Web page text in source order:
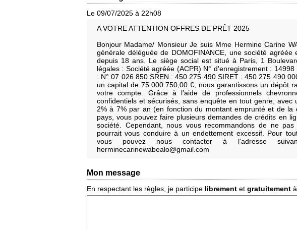
Le 09/07/2025 à 22h08
A VOTRE ATTENTION OFFRES DE PRÊT 2025
Bonjour Madame/ Monsieur Je suis Mme Hermine Carine
générale déléguée de DOMOFINANCE, une société agréée
depuis 18 ans. Le siège social est situé à Paris, 1
légales : Société agréée (ACPR) N° d'enregistrement :
: N° 07 026 850 SREN : 450 275 490 SIRET : 450 275 490
un capital de 75.000.750,00 €, nous garantissons un dépôt
votre compte. Grâce à l’aide de professionnels
confidentiels et sécurisés, sans enquête en tout genre, avec
2% à 7% par an (en fonction du montant emprunté et de
pays, vous pouvez faire plusieurs demandes de crédits en
société. Cependant, nous vous recommandons de ne
pourrait vous conduire à un endettement excessif. Pour
vous pouvez nous contacter à l'adresse
herminecarinewabealo@gmail.com
Mon message
En respectant les règles, je participe librement et gratuitement